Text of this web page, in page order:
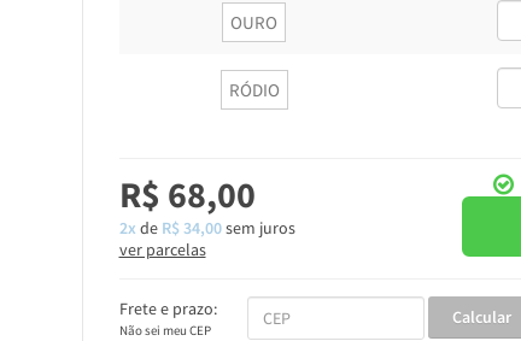
OURO
RÓDIO
R$ 68,00
2x de R$ 34,00sem juros
ver parcelas
Frete e prazo:
Não sei meu CEP
Calcular